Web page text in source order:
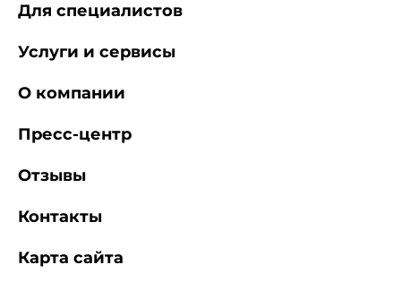
Для специалистов
Услуги и сервисы
О компании
Пресс-центр
Отзывы
Контакты
Карта сайта